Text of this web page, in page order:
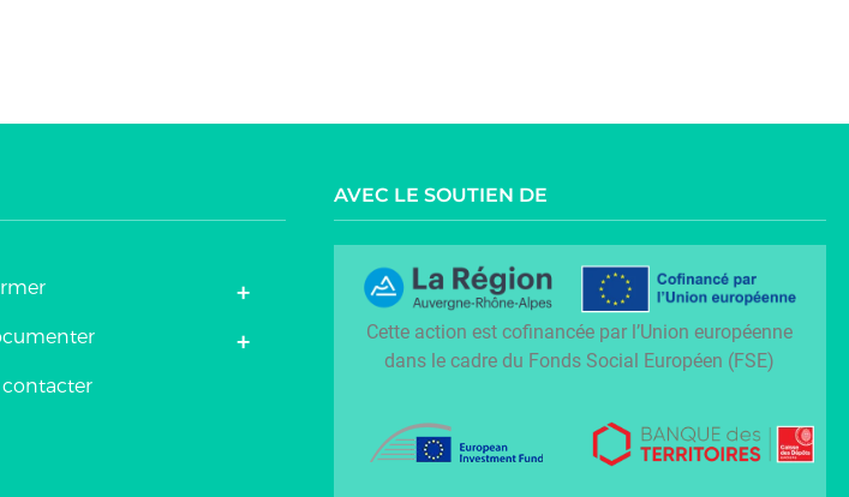
+
+
contacter
AVEC LE SOUTIEN DE
Cette action est cofinancée par l’Union européenne
dans le cadre du Fonds Social Européen (FSE)